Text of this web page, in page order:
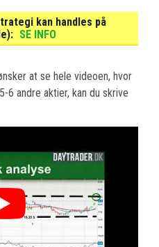
kan handles på
SE INFO
at se hele videoen, hvor
6 andre aktier, kan du skrive